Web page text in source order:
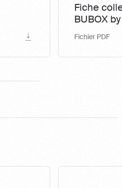
Fiche
BUBOX
Fichier PDF